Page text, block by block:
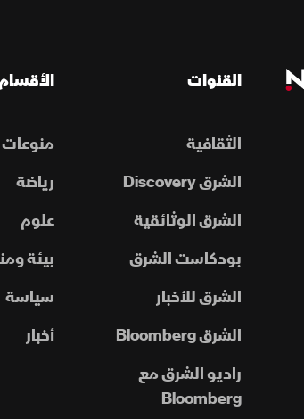
القنوات
الثقافية
الشرق Discovery
الشرق الوثائقية
بودكاست الشرق
الشرق للأخبار
الشرق Bloomberg
راديو الشرق مع
Bloomberg
منوعات
رياضة
علوم
بيئة
سياسة
أخبار